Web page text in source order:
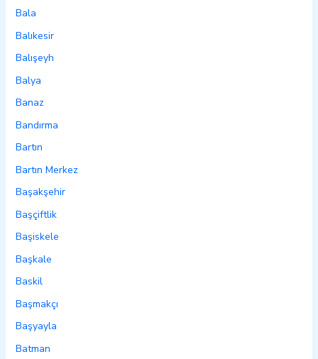
Bala
Balıkesir
Balışeyh
Balya
Banaz
Bandırma
Bartın
Bartın Merkez
Başakşehir
Başçiftlik
Başiskele
Başkale
Baskil
Başmakçı
Başyayla
Batman